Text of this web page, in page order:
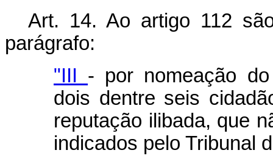
Art. 14. Ao artigo 112
parágrafo:
"III - por nomeação
dois dentre seis
reputação ilibada, que
indicados pelo Tribunal